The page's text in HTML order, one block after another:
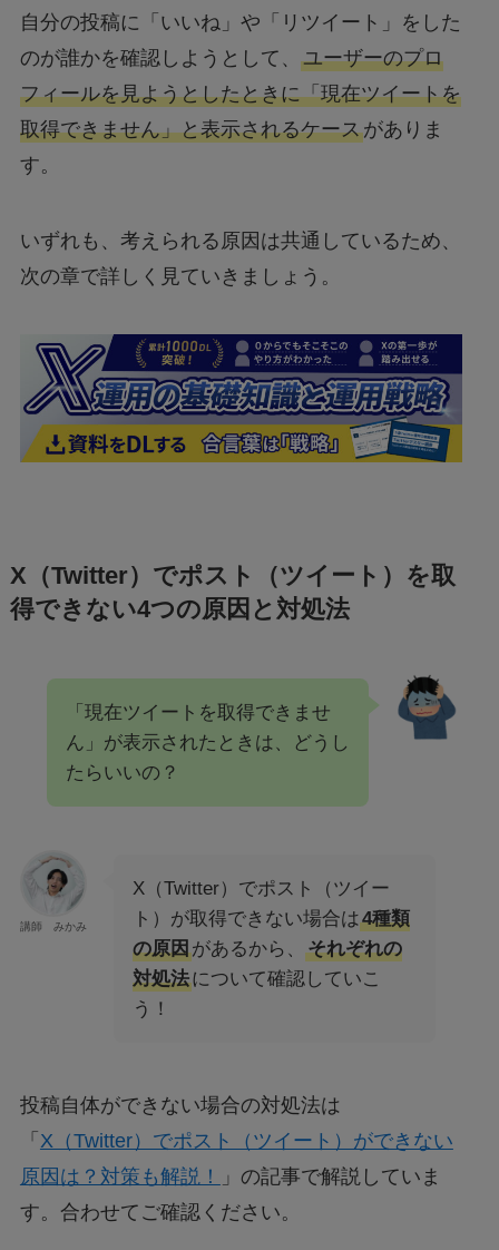
自分の投稿に「いいね」や「リツイート」をした
のが誰かを確認しようとして、 ユーザーのプロ
フィールを見ようとしたときに「現在ツイートを
取得できません」と表示されるケースがありま
す。
いずれも、考えられる原因は共通しているため、
次の章で詳しく見ていきましょう。
X（Twitter）でポスト（ツイート）を取
得できない4つの原因と対処法
「現在ツイートを取得できませ
ん」が表示されたときは、どうし
たらいいの？
講師 みかみ
X（Twitter）でポスト（ツイー
ト）が取得できない場合は4種類
の原因があるから、
それぞれの
対処法について確認していこ
う！
投稿自体ができない場合の対処法は
「 X（Twitter）でポスト（ツイート）ができない
原因は？対策も解説！
」の記事で解説していま
す。合わせてご確認ください。